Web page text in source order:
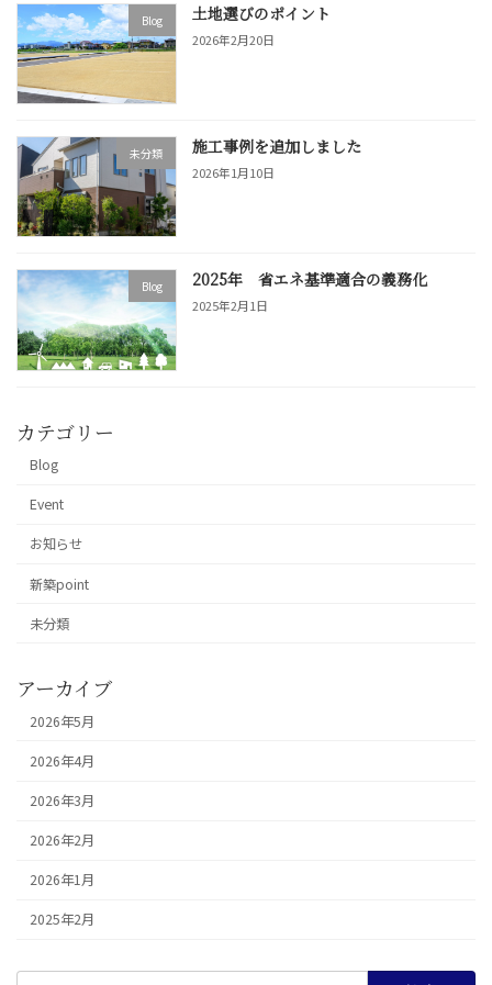
Blog 土地選びのポイント
2026年2月20日
未分類 施工事例を追加しました
2026年1月10日
Blog 2025年 省エネ基準適合の義務化
2025年2月1日
カテゴリー
Blog
Event
お知らせ
新築point
未分類
アーカイブ
2026年5月
2026年4月
2026年3月
2026年2月
2026年1月
2025年2月